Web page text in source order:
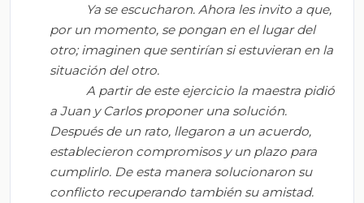
Ya se escucharon. Ahora les invito a que,
por un momento, se pongan en el lugar del
otro; imaginen que sentirían si estuvieran en la
situación del otro.
A partir de este ejercicio la maestra pidió
a Juan y Carlos proponer una solución.
Después de un rato, llegaron a un acuerdo,
establecieron compromisos y un plazo para
cumplirlo. De esta manera solucionaron su
conflicto recuperando también su amistad.